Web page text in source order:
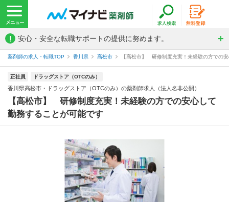
! 安心・安全な転職サポートの提供に努めます。
薬剤師の求人・転職TOP 香川県 高松市 【高松市】 研修制度充実！未経験の方での
正社員 ドラッグストア（OTCのみ）
香川県高松市・ドラッグストア（OTCのみ）の薬剤師求人（法人名非公開）
【高松市】 研修制度充実！未経験の方での安心して
勤務することが可能です